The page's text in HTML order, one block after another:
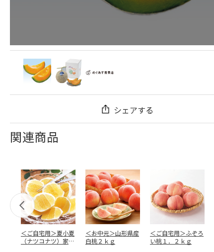
シェアする
関連商品
＜ご自宅用＞夏小夏
（ナツコナツ）家庭
＜お中元＞山形県産
白桃２ｋｇ
＜ご自宅用＞ふぞろ
い桃１．２ｋｇ